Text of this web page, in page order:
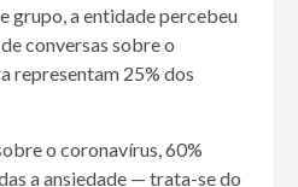
grupo, a entidade percebeu
conversas sobre o
representam 25% dos
o coronavírus, 60%
a ansiedade — trata-se do